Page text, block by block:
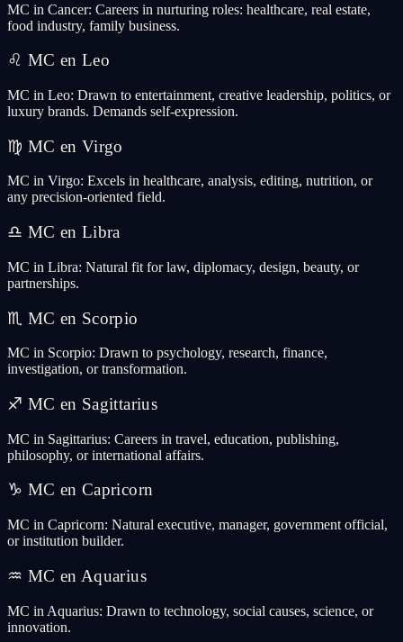
MC in Cancer: Careers in nurturing roles: healthcare, real estate,
food industry, family business.
♌ MC en Leo
MC in Leo: Drawn to entertainment, creative leadership, politics, or
luxury brands. Demands self-expression.
♍ MC en Virgo
MC in Virgo: Excels in healthcare, analysis, editing, nutrition, or
any precision-oriented field.
♎ MC en Libra
MC in Libra: Natural fit for law, diplomacy, design, beauty, or
partnerships.
♏ MC en Scorpio
MC in Scorpio: Drawn to psychology, research, finance,
investigation, or transformation.
♐ MC en Sagittarius
MC in Sagittarius: Careers in travel, education, publishing,
philosophy, or international affairs.
♑ MC en Capricorn
MC in Capricorn: Natural executive, manager, government official,
or institution builder.
♒ MC en Aquarius
MC in Aquarius: Drawn to technology, social causes, science, or
innovation.